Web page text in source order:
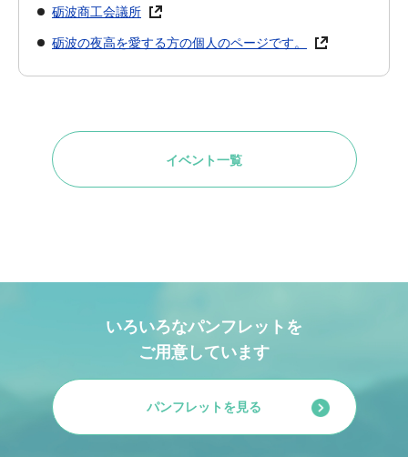
砺波商工会議所
砺波の夜高を愛する方の個人のページです。
イベント一覧
いろいろなパンフレットを
ご用意しています
パンフレットを見る